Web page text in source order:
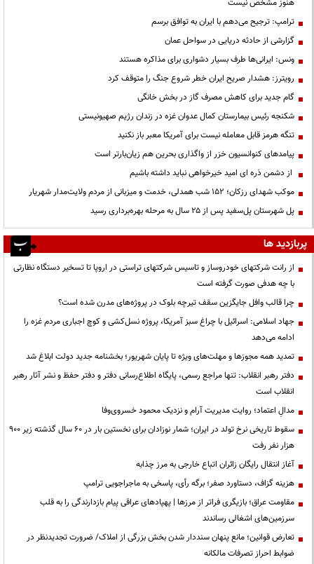
هنوز مشخص نیست
ترامپ: ترجیح می‌دهم با ایران به توافق برسم
گزارشی از حادثه دریایی در سواحل عمان
ونس: ایرانی‌ها طرف بسیار دشواری برای مذاکره هستند
رویترز: هشدار صریح ایران خطر شروع جنگ را متوقف کرد
گام جدید برای کاهش مصرف گاز در بخش خانگی
شکنجه رئیس بیمارستان کمال عدوان غزه در زندان رژیم صهیونیستی
تنگه هرمز قابل معامله نیست برای آمریکا معبر باز نکنید
پیامدهای کنوانسیون خزر از واگذاری بحرین هم زیان‌بارتر است
از دشمن ذره ای امید خیرخواهی نباید داشته باشیم
موکب شهدای رزکان؛ ۱۵۲ شب همدلی، خدمت و میزبانی از مردم ولایت‌مدار شهریار
پل شهرستان پل‌سفید پس از ۲۵ سال به مرحله بهره‌برداری رسید
پربازدید ها
از رانت‌ شرکتهای خودروساز و تاسیس شرکتهای تراستی در اروپا تا تسخیر دستگاه نظارتی
با چه هدفی صورت گرفته است
چرا قالب وافل جایگزین سقف تیرچه بلوک در پروژه‌های مدرن شده است؟
جهاد اسلامی: اسرائیل با چراغ سبز آمریکا، پروژه نسل‌کشی و کوچ اجباری مردم غزه را
ادامه می‌دهد
تمدید همه مجوزها و مهلت‌های ویژه تا پایان شهریور؛ بخشنامه جدید دولت ابلاغ شد
دفتر رهبر انقلاب: تنها مراجع رسمی، پایگاه اطلاع‌رسانی دفتر و دفتر حفظ و نشر آثار رهبر
انقلاب است
مدالِ اعتماد؛ روایت مدیریت آرام و نزدیک محمود خسروی‌وفا
سقوط تاریخی نرخ تولد در ایران؛ شمار نوزادان برای نخستین بار در ۶۰ سال گذشته زیر ۹۰۰
هزار نفر رفت
آغاز انتقال رایگان زائران اتباع خارجی به مرز چذابه
هزینه گزاف، دستاورد صفر؛ برگه رأی، پاسخی به ماجراجویی ترامپ
مقاومت عراق؛ بازیگری فراتر از مرزها | پهپادهای عراقی پیام بازدارندگی را به قلب
سرزمین‌های اشغالی رساندند
تعارض قوانین؛ مانع پنهان سنددار شدن بخش بزرگی از املاک/ ضرورت تجدیدنظر در
ضوابط احراز تصرفات مالکانه